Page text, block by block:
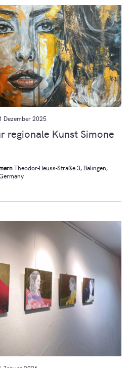
regionale Kunst Simone
Dezember 2025
Theodor-Heuss-Straße 3, Balingen,